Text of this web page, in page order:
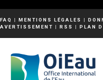
FAQ | MENTIONS LÉGALES |
AVERTISSEMENT | RSS | PLAN